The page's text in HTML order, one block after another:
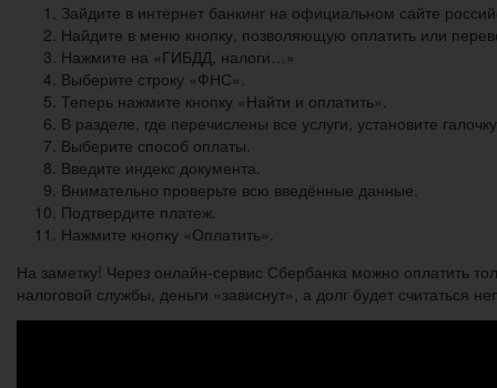
Зайдите в интернет банкинг на официальном сайте
Найдите в меню кнопку, позволяющую оплатить или
Нажмите на «ГИБДД, налоги…»
Выберите строку «ФНС».
Теперь нажмите кнопку «Найти и оплатить».
В разделе, где перечислены все услуги, установите
Выберите способ оплаты.
Введите индекс документа.
Внимательно проверьте всю введённые данные.
Подтвердите платеж.
Нажмите кнопку «Оплатить».
На заметку! Через онлайн-сервис Сбербанка можно оплатить
налоговой службы, деньги «зависнут», а долг будет считаться